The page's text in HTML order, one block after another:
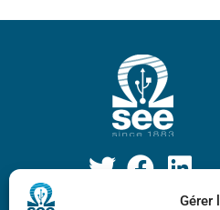
Gérer